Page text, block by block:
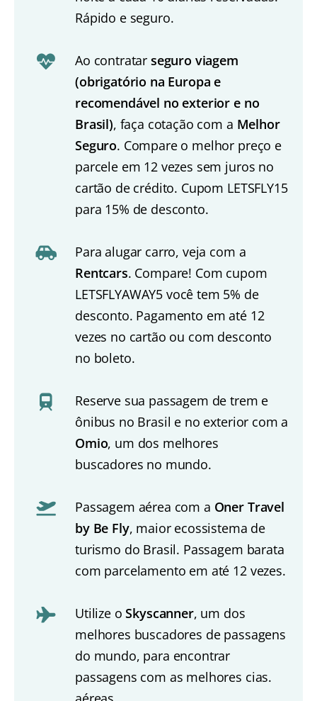
Rápido e seguro.
Ao contratar seguro viagem
(obrigatório na Europa e
recomendável no exterior e no
Brasil), faça cotação com a Melhor
Seguro. Compare o melhor preço e
parcele em 12 vezes sem juros no
cartão de crédito. Cupom LETSFLY15
para 15% de desconto.
Para alugar carro, veja com a
Rentcars. Compare! Com cupom
LETSFLYAWAY5 você tem 5% de
desconto. Pagamento em até 12
vezes no cartão ou com desconto
no boleto.
Reserve sua passagem de trem e
ônibus no Brasil e no exterior com a
Omio, um dos melhores
buscadores no mundo.
Passagem aérea com a Oner Travel
by Be Fly, maior ecossistema de
turismo do Brasil. Passagem barata
com parcelamento em até 12 vezes.
Utilize oSkyscanner, um dos
melhores buscadores de passagens
do mundo, para encontrar
passagens com as melhores cias.